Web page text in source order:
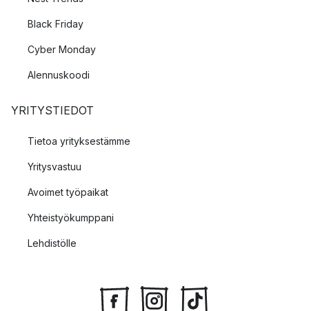
Black Friday
Cyber Monday
Alennuskoodi
YRITYSTIEDOT
Tietoa yrityksestämme
Yritysvastuu
Avoimet työpaikat
Yhteistyökumppani
Lehdistölle